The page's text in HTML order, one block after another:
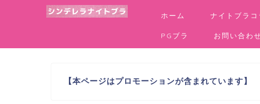
ホーム ナイトブラコ
PGブラ お問い合わ
【本ページはプロモーションが含まれています】